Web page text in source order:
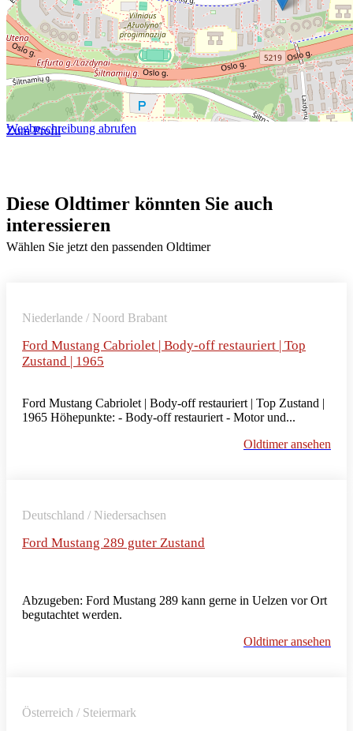
Wegbeschreibung abrufen
Zum Profil
Diese Oldtimer könnten Sie auch
interessieren
Wählen Sie jetzt den passenden Oldtimer
Niederlande / Noord Brabant
Ford Mustang Cabriolet | Body-off restauriert | Top
Zustand | 1965
Ford Mustang Cabriolet | Body-off restauriert | Top Zustand |
1965 Höhepunkte: - Body-off restauriert - Motor und...
Oldtimer ansehen
Deutschland / Niedersachsen
Ford Mustang 289 guter Zustand
Abzugeben: Ford Mustang 289 kann gerne in Uelzen vor Ort
begutachtet werden.
Oldtimer ansehen
Österreich / Steiermark